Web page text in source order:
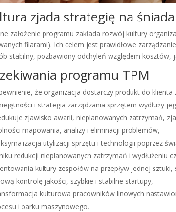
zjada strategię na
założenie programu zakłada rozwój kultury
filarami). Ich celem jest prawidłowe
stabilny, pozbawiony odchyleń względem
programu TPM
że organizacja dostarczy produkt do klienta
i strategia zarządzania sprzętem wydłuży
zjawisko awarii, nieplanowanych zatrzymań,
mapowania, analizy i eliminacji problemów,
utylizacji sprzętu i technologii poprzez
redukcji nieplanowanych zatrzymań i wydłużeniu
kultury zespołów na przepływ jednej
kontrolę jakości, szybkie i stabilne startupy,
kulturowa pracowników linowych
i parku maszynowego,